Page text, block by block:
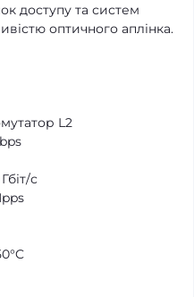
доступу та систем
оптичного аплінка.
L2
с